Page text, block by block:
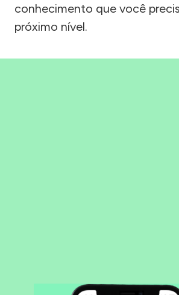
conhecimento que você
próximo nível.